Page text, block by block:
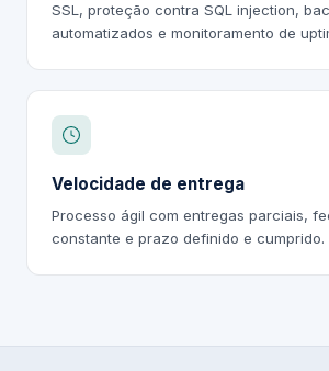
SSL, proteção contra SQL injection,
automatizados e monitoramento de
Velocidade de entrega
Processo ágil com entregas parciais,
constante e prazo definido e cumprido.